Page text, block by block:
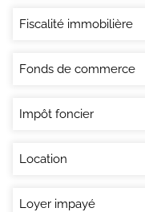
Fiscalité immobilière
Fonds de commerce
Impôt foncier
Location
Loyer impayé